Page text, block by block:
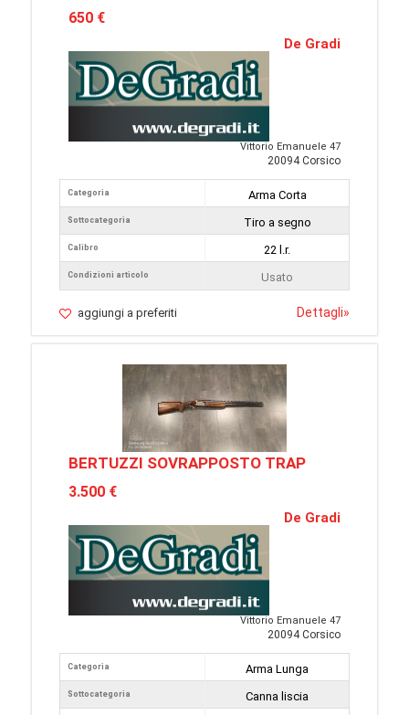
650 €
De Gradi
Vittorio Emanuele 47
20094 Corsico
Categoria
Sottocategoria
Calibro
Condizioni articolo
Arma Corta
Tiro a segno
22 l.r.
Usato
aggiungi a preferiti Dettagli»
BERTUZZI SOVRAPPOSTO TRAP
3.500 €
De Gradi
Vittorio Emanuele 47
20094 Corsico
Categoria
Sottocategoria
Arma Lunga
Canna liscia